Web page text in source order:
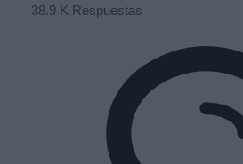
38.9 K Respuestas